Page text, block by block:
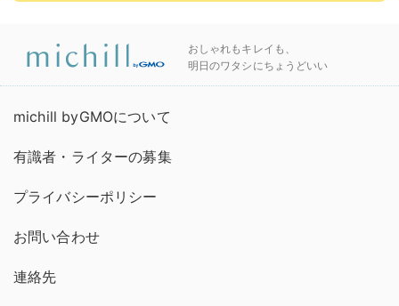
おしゃれもキレイも、
明日のワタシにちょうどいい
michill byGMOについて
有識者・ライターの募集
プライバシーポリシー
お問い合わせ
連絡先